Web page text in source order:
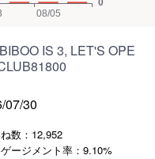
IS 3, LET'S OPE
07/30
数：12,952
ージメント率：9.10%